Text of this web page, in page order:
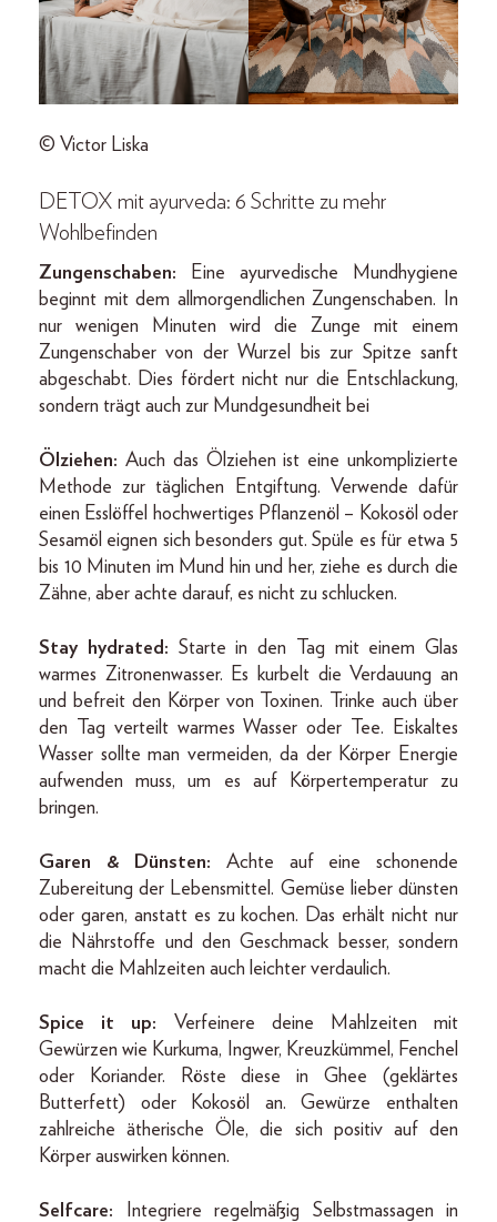
© Victor Liska
DETOX mit ayurveda: 6 Schritte zu mehr
Wohlbefinden
Zungenschaben: Eine ayurvedische Mundhygiene
beginnt mit dem allmorgendlichen Zungenschaben. In
nur wenigen Minuten wird die Zunge mit einem
Zungenschaber von der Wurzel bis zur Spitze sanft
abgeschabt. Dies fördert nicht nur die Entschlackung,
sondern trägt auch zur Mundgesundheit bei
Ölziehen: Auch das Ölziehen ist eine unkomplizierte
Methode zur täglichen Entgiftung. Verwende dafür
einen Esslöffel hochwertiges Pflanzenöl – Kokosöl oder
Sesamöl eignen sich besonders gut. Spüle es für etwa 5
bis 10 Minuten im Mund hin und her, ziehe es durch die
Zähne, aber achte darauf, es nicht zu schlucken.
Stay hydrated: Starte in den Tag mit einem Glas
warmes Zitronenwasser. Es kurbelt die Verdauung an
und befreit den Körper von Toxinen. Trinke auch über
den Tag verteilt warmes Wasser oder Tee. Eiskaltes
Wasser sollte man vermeiden, da der Körper Energie
aufwenden muss, um es auf Körpertemperatur zu
bringen.
Garen & Dünsten: Achte auf eine schonende
Zubereitung der Lebensmittel. Gemüse lieber dünsten
oder garen, anstatt es zu kochen. Das erhält nicht nur
die Nährstoffe und den Geschmack besser, sondern
macht die Mahlzeiten auch leichter verdaulich.
Spice it up: Verfeinere deine Mahlzeiten mit
Gewürzen wie Kurkuma, Ingwer, Kreuzkümmel, Fenchel
oder Koriander. Röste diese in Ghee (geklärtes
Butterfett) oder Kokosöl an. Gewürze enthalten
zahlreiche ätherische Öle, die sich positiv auf den
Körper auswirken können.
Selfcare: Integriere regelmäßig Selbstmassagen in